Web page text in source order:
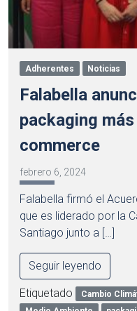
Adherentes Noticias
Falabella
packaging
commerce
febrero 6, 2024
Falabella firmó el
que es liderado por la
Santiago junto a […]
Seguir leyendo
Etiquetado Cambio